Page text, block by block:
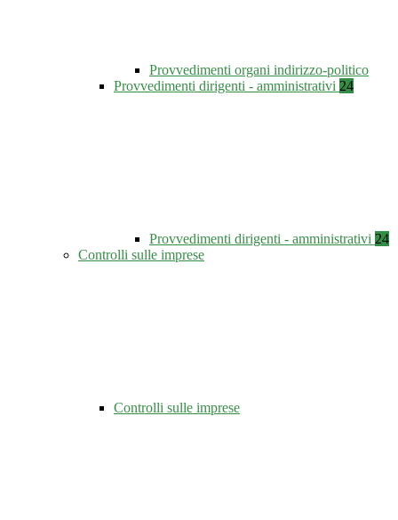
Provvedimenti organi indirizzo-politico
Provvedimenti dirigenti - amministrativi 24
Provvedimenti dirigenti - amministrativi 24
Controlli sulle imprese
Controlli sulle imprese